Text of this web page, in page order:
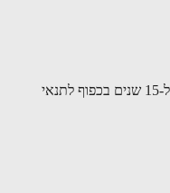
אחריות נשיאותית ל-15 שנים בכפוף לתנאי